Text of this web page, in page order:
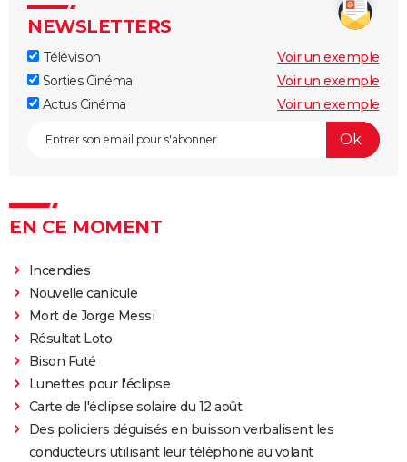
NEWSLETTERS
Télévision
Voir un exemple
Sorties Cinéma
Voir un exemple
Actus Cinéma
Voir un exemple
EN CE MOMENT
Incendies
Nouvelle canicule
Mort de Jorge Messi
Résultat Loto
Bison Futé
Lunettes pour l'éclipse
Carte de l'éclipse solaire du 12 août
Des policiers déguisés en buisson verbalisent les
conducteurs utilisant leur téléphone au volant